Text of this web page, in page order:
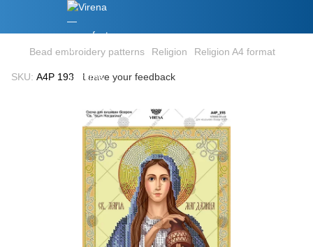
Bead embroidery patterns Religion Religion A4 format
SKU: А4Р 193 Leave your feedback